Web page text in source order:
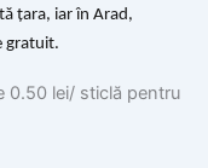
țara, iar în Arad,
gratuit.
0.50 lei/ sticlă pentru